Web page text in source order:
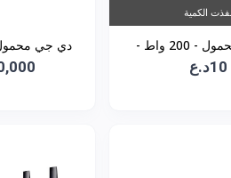
الكمية
دي جي محمول - 200 واط -
XBOOM10د.ع
RN9